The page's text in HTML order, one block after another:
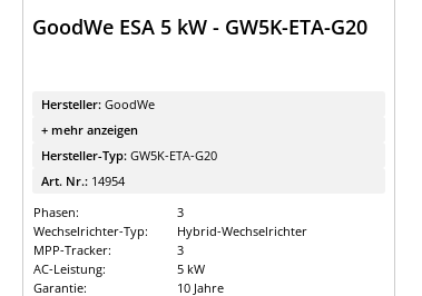
GoodWe ESA 5 kW - GW5K-ETA-G20
Hersteller: GoodWe
+ mehr anzeigen
Hersteller-Typ: GW5K-ETA-G20
Art. Nr.: 14954
Phasen:
3
Wechselrichter-Typ:
Hybrid-Wechselrichter
MPP-Tracker:
3
AC-Leistung:
5 kW
Garantie:
10 Jahre